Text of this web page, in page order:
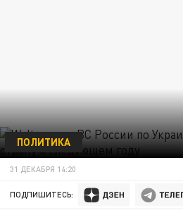
ПОЛИТИКА
31 ДЕКАБРЯ 14:20
ПОДПИШИТЕСЬ: